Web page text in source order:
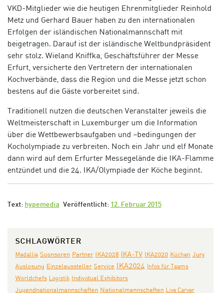
VKD-Mitglieder wie die heutigen Ehrenmitglieder Reinhold
Metz und Gerhard Bauer haben zu den internationalen
Erfolgen der isländischen Nationalmannschaft mit
beigetragen. Darauf ist der isländische Weltbundpräsident
sehr stolz. Wieland Kniffka, Geschäftsführer der Messe
Erfurt, versicherte den Vertretern der internationalen
Kochverbände, dass die Region und die Messe jetzt schon
bestens auf die Gäste vorbereitet sind.
Traditionell nutzen die deutschen Veranstalter jeweils die
Weltmeisterschaft in Luxemburger um die Information
über die Wettbewerbsaufgaben und –bedingungen der
Kocholympiade zu verbreiten. Noch ein Jahr und elf Monate
dann wird auf dem Erfurter Messegelände die IKA-Flamme
entzündet und die 24. IKA/Olympiade der Köche beginnt.
Text: hypemedia Veröffentlicht: 12. Februar 2015
SCHLAGWÖRTER
Medallie Sponsoren Partner IKA2028 IKA-TV IKA2020 Küchen Jury
Auslosung Einzelaussteller Service IKA2024 Infos für Teams
Worldchefs Logistik Individual Exhibitors
Jugendnationalmannschaften Nationalmannschaften Live Carver